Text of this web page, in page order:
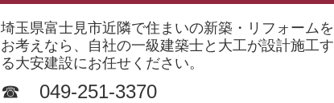
埼玉県富士見市近隣で住まいの新築・リフォームを
お考えなら、自社の一級建築士と大工が設計施工す
る大安建設にお任せください。
☎ 049-251-3370